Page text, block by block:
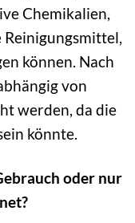
Chemikalien,
können. Nach
von
werden, da die
könnte.
oder nur